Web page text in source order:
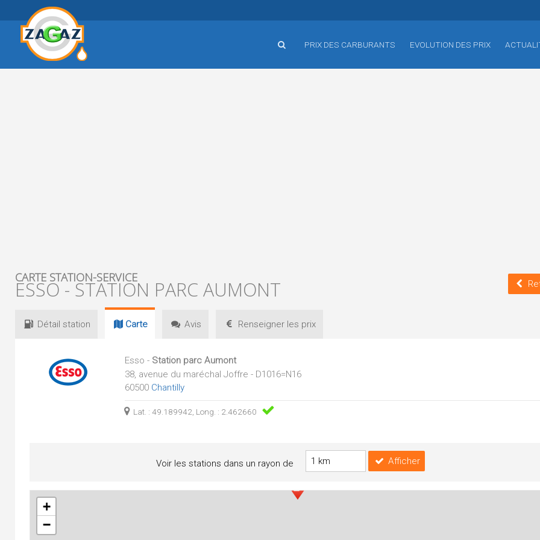
PRIX DES CARBURANTS EVOLUTION DES PRIX
CARTE STATION-SERVICE
ESSO - STATION PARC AUMONT
Détail station Carte Avis Renseigner les prix
Esso - Station parc Aumont
38, avenue du maréchal Joffre - D1016=N16
60500 Chantilly
Lat. : 49.189942, Long. : 2.462660
Voir les stations dans un rayon de Afficher
+
−